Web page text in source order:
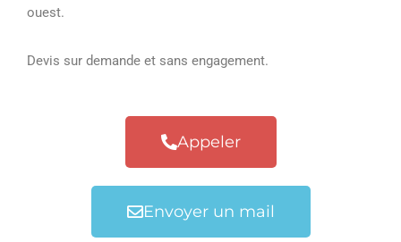
ouest.
Devis sur demande et sans engagement.
Appeler
Envoyer un mail